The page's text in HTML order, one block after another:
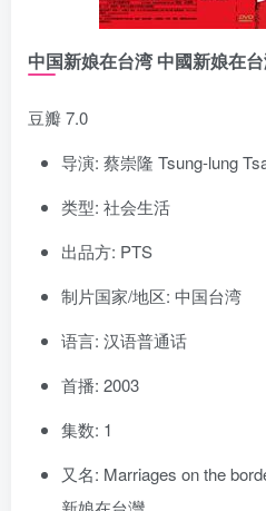
中国新娘在台湾 中國新娘在
豆瓣 7.0
导演: 蔡崇隆 Tsung-lung
类型: 社会生活
出品方: PTS
制片国家/地区: 中国台湾
语言: 汉语普通话
首播: 2003
集数: 1
又名: Marriages on the